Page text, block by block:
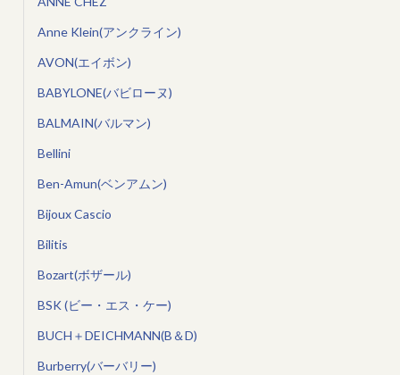
Anne Klein(アンクライン)
AVON(エイボン)
BABYLONE(バビローヌ)
BALMAIN(バルマン)
Bellini
Ben-Amun(ベンアムン)
Bijoux Cascio
Bilitis
Bozart(ボザール)
BSK (ビー・エス・ケー)
BUCH＋DEICHMANN(B＆D)
Burberry(バーバリー)